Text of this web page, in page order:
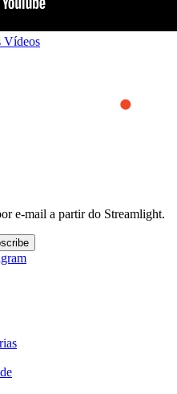
Vídeos
e-mail a partir do Streamlight.